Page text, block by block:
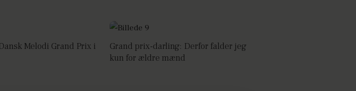
Melodi Grand Prix i
Grand prix-darling: Derfor falder jeg
kun for ældre mænd